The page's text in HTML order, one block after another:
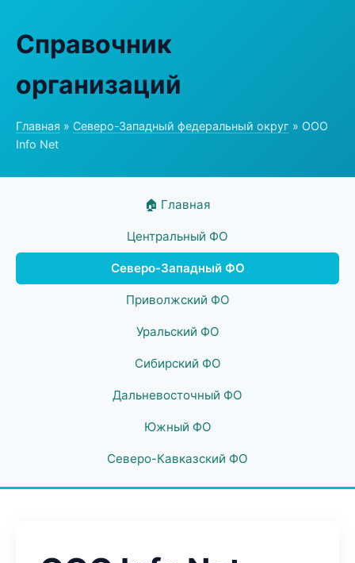
Справочник
организаций
Главная » Северо-Западный федеральный округ » ООО
Info Net
🏠 Главная
Центральный ФО
Северо-Западный ФО
Приволжский ФО
Уральский ФО
Сибирский ФО
Дальневосточный ФО
Южный ФО
Северо-Кавказский ФО